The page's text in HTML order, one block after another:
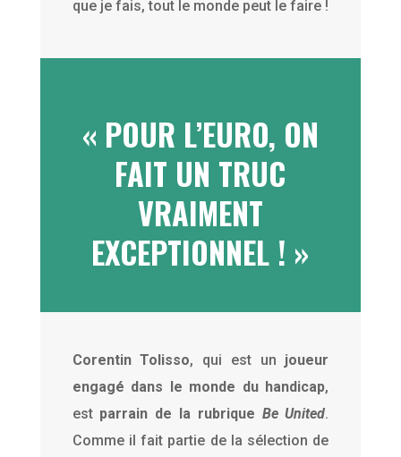
que je fais, tout le monde peut le faire !
« POUR L’EURO, ON
FAIT UN TRUC
VRAIMENT
EXCEPTIONNEL ! »
Corentin Tolisso, qui est un joueur
engagé dans le monde du handicap,
est parrain de la rubrique Be United.
Comme il fait partie de la sélection de